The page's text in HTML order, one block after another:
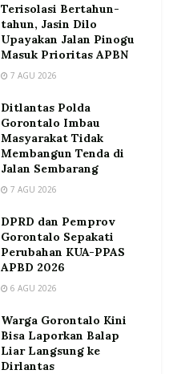
Terisolasi Bertahun-
tahun, Jasin Dilo
Upayakan Jalan Pinogu
Masuk Prioritas APBN
7 AGU 2026
Ditlantas Polda
Gorontalo Imbau
Masyarakat Tidak
Membangun Tenda di
Jalan Sembarang
7 AGU 2026
DPRD dan Pemprov
Gorontalo Sepakati
Perubahan KUA-PPAS
APBD 2026
6 AGU 2026
Warga Gorontalo Kini
Bisa Laporkan Balap
Liar Langsung ke
Dirlantas